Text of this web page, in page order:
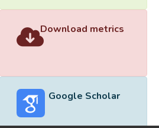
Download metrics
Google Scholar